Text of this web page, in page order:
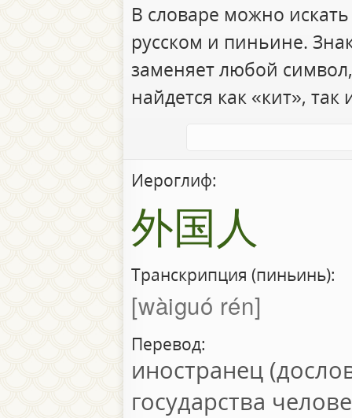
В словаре можно
русском и пиньине.
заменяет любой
найдется как «кит», так
Иероглиф:
外国人
Транскрипция (пиньинь):
wàiguó rén
Перевод:
иностранец
государства